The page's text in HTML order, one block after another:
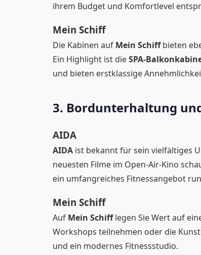
ihrem Budget und Komfortlevel
Mein Schiff
Die Kabinen auf Mein Schiffbieten
Ein Highlight ist dieSPA-
und bieten erstklassige
3. Bordunterhaltung
AIDA
AIDA ist bekannt für sein vielfältiges
neuesten Filme im Open-Air-Kino
ein umfangreiches Fitnessangebot
Mein Schiff
Auf Mein Schifflegen Sie Wert auf
Workshops teilnehmen oder die
und ein modernes Fitnessstudio.